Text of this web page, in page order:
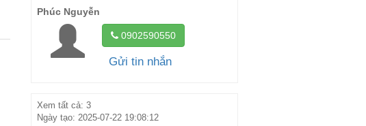
Phúc Nguyễn
0902590550
Gửi tin nhắn
Xem tất cả: 3
Ngày tạo: 2025-07-22 19:08:12